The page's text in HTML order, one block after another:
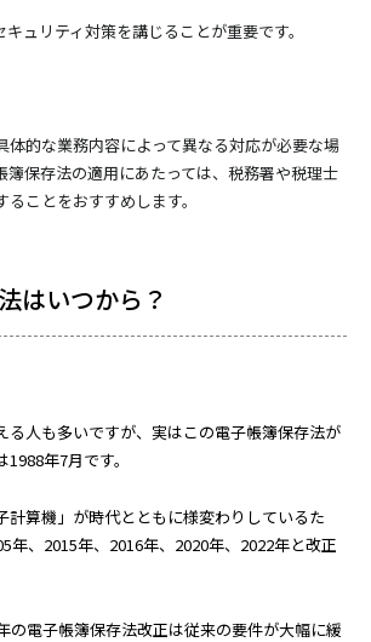
ュリティ対策を講じることが重要です。
体的な業務内容によって異なる対応が必要な場
簿保存法の適用にあたっては、税務署や税理士
ことをおすすめします。
はいつから？
る人も多いですが、実はこの電子帳簿保存法が
年7月です。
計算機」が時代とともに様変わりしているた
年、2015年、2016年、2020年、2022年と改正
の電子帳簿保存法改正は従来の要件が大幅に緩